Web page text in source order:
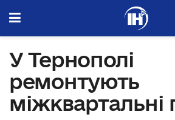
У Тернополі
ремонтують
міжквартальні